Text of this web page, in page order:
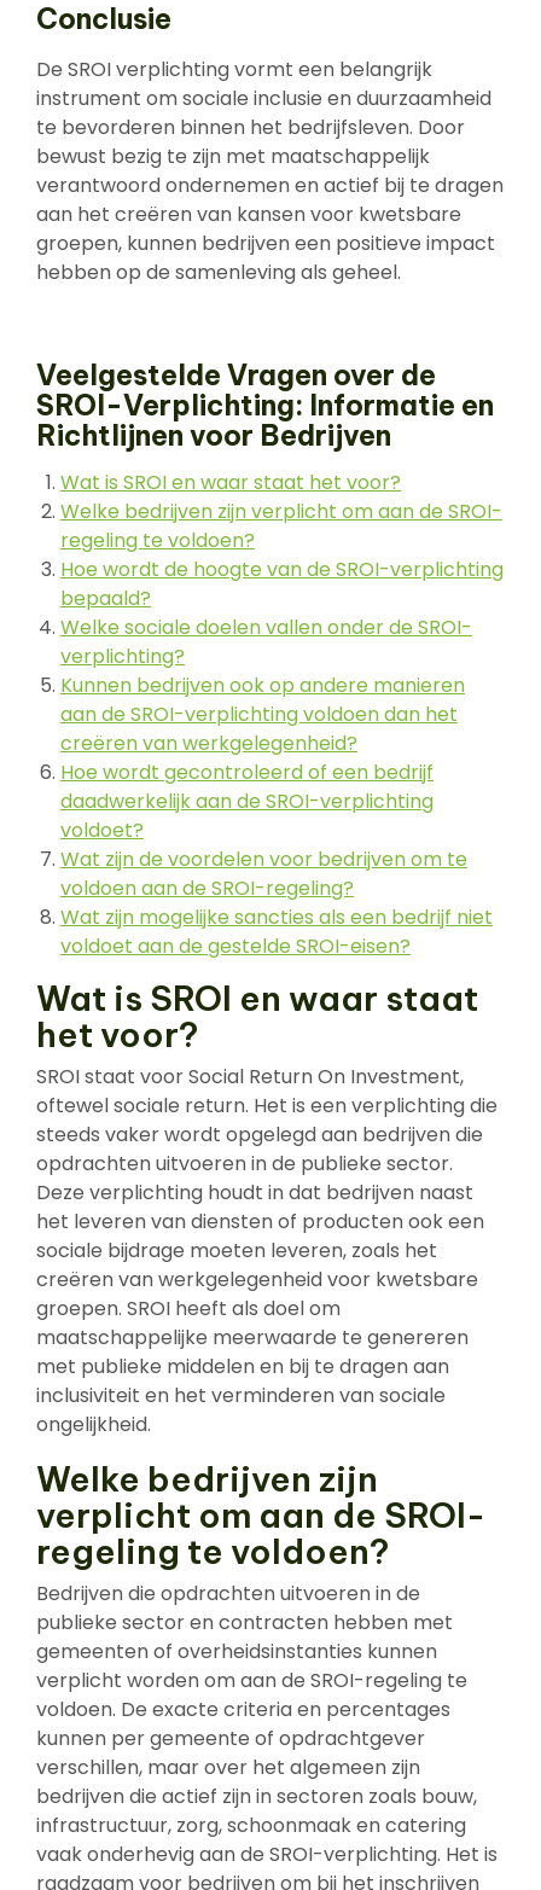
Conclusie
De SROI verplichting vormt een belangrijk
instrument om sociale inclusie en duurzaamheid
te bevorderen binnen het bedrijfsleven. Door
bewust bezig te zijn met maatschappelijk
verantwoord ondernemen en actief bij te dragen
aan het creëren van kansen voor kwetsbare
groepen, kunnen bedrijven een positieve impact
hebben op de samenleving als geheel.
Veelgestelde Vragen over de
SROI-Verplichting: Informatie en
Richtlijnen voor Bedrijven
Wat is SROI en waar staat het voor?
Welke bedrijven zijn verplicht om aan de SROI-
regeling te voldoen?
Hoe wordt de hoogte van de SROI-verplichting
bepaald?
Welke sociale doelen vallen onder de SROI-
verplichting?
Kunnen bedrijven ook op andere manieren
aan de SROI-verplichting voldoen dan het
creëren van werkgelegenheid?
Hoe wordt gecontroleerd of een bedrijf
daadwerkelijk aan de SROI-verplichting
voldoet?
Wat zijn de voordelen voor bedrijven om te
voldoen aan de SROI-regeling?
Wat zijn mogelijke sancties als een bedrijf niet
voldoet aan de gestelde SROI-eisen?
Wat is SROI en waar staat
het voor?
SROI staat voor Social Return On Investment,
oftewel sociale return. Het is een verplichting die
steeds vaker wordt opgelegd aan bedrijven die
opdrachten uitvoeren in de publieke sector.
Deze verplichting houdt in dat bedrijven naast
het leveren van diensten of producten ook een
sociale bijdrage moeten leveren, zoals het
creëren van werkgelegenheid voor kwetsbare
groepen. SROI heeft als doel om
maatschappelijke meerwaarde te genereren
met publieke middelen en bij te dragen aan
inclusiviteit en het verminderen van sociale
ongelijkheid.
Welke bedrijven zijn
verplicht om aan de SROI-
regeling te voldoen?
Bedrijven die opdrachten uitvoeren in de
publieke sector en contracten hebben met
gemeenten of overheidsinstanties kunnen
verplicht worden om aan de SROI-regeling te
voldoen. De exacte criteria en percentages
kunnen per gemeente of opdrachtgever
verschillen, maar over het algemeen zijn
bedrijven die actief zijn in sectoren zoals bouw,
infrastructuur, zorg, schoonmaak en catering
vaak onderhevig aan de SROI-verplichting. Het is
raadzaam voor bedrijven om bij het inschrijven